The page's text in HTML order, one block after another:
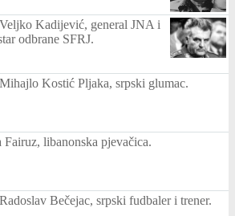
Kadijević, general JNA i
odbrane SFRJ.
Kostić Pljaka, srpski glumac.
Fairuz, libanonska pjevačica.
Bečejac, srpski fudbaler i trener.